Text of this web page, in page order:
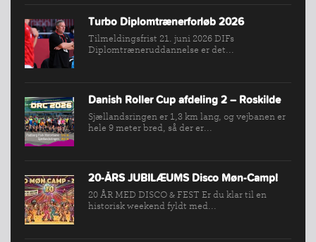
Turbo Diplomtrænerforløb 2026
Tilmeldingsfrist 21. juni 2026 DIFs
Diplomtræneruddannelse er det...
Danish Roller Cup afdeling 2 – Roskilde
Sjællandsringen er 1,3 km lang, og vejbanen er
hele 9 meter bred, så der er...
20-ÅRS JUBILÆUMS Disco Møn-Camp!
20 ÅR MED DISCO & FEST Er du klar til en
historisk weekend fyldt med...